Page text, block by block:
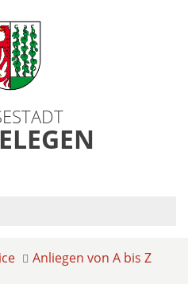
Anliegen von A bis Z